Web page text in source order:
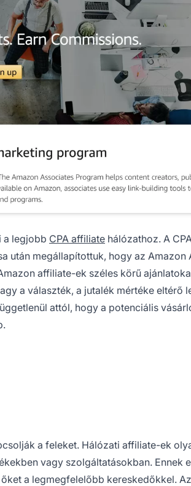
a legjobb CPA affiliate hálózathoz. A
után megállapítottuk, hogy az Amazon
affiliate-ek széles körű
a választék, a jutalék mértéke eltérő
attól, hogy a potenciális
a feleket. Hálózati affiliate-ek
vagy szolgáltatásokban. Ennek
a legmegfelelőbb kereskedőkkel.